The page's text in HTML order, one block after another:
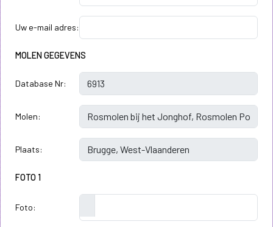
Uw e-mail adres:
MOLEN GEGEVENS
Database Nr:
Molen:
Plaats:
FOTO 1
Foto: